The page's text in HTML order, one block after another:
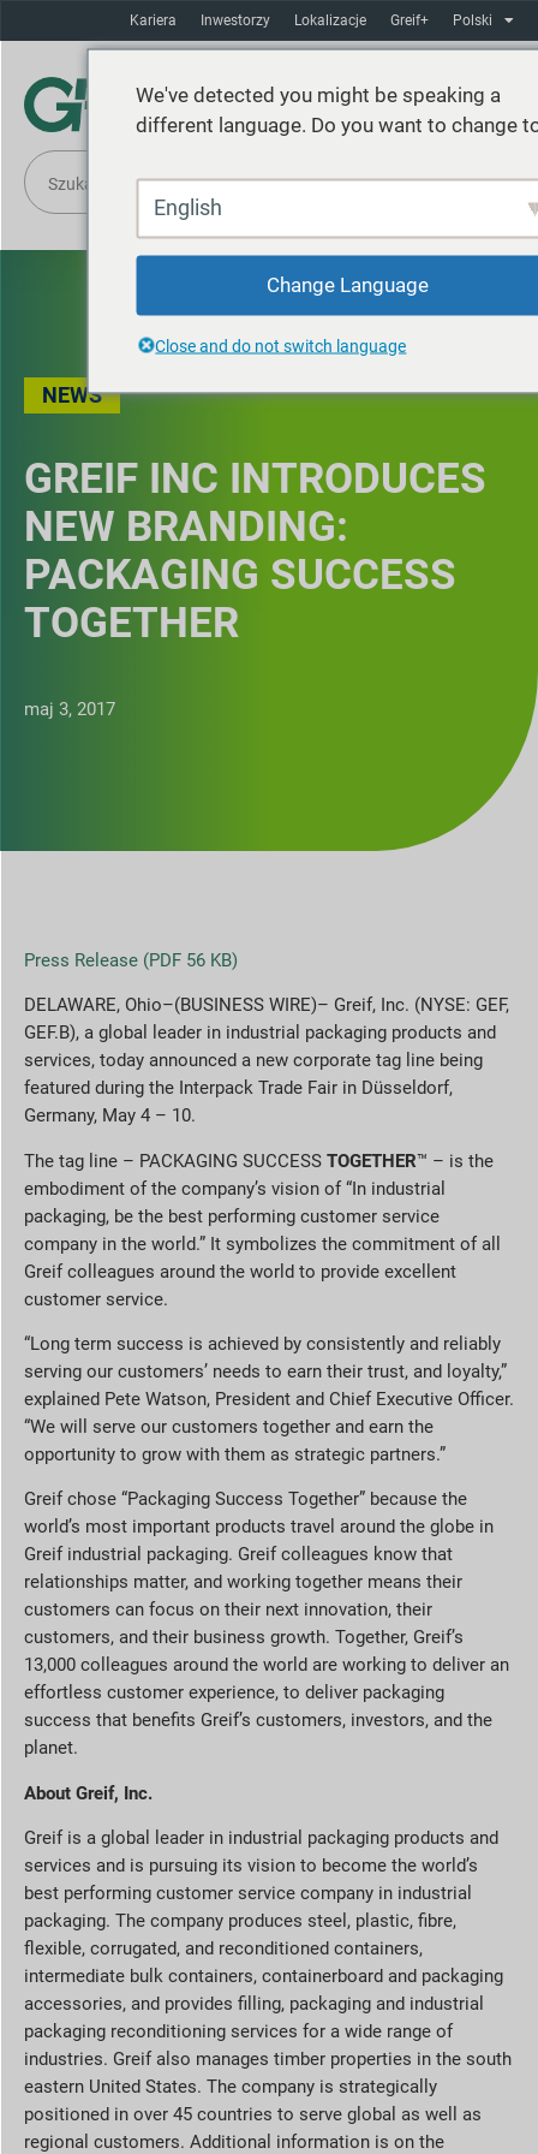
Kariera Inwestorzy Lokalizacje Greif+ Polski
NEWS
GREIF INC INTRODUCES
NEW BRANDING:
PACKAGING SUCCESS
TOGETHER
maj 3, 2017
Press Release (PDF 56 KB)
DELAWARE, Ohio–(BUSINESS WIRE)– Greif, Inc. (NYSE: GEF,
GEF.B), a global leader in industrial packaging products and
services, today announced a new corporate tag line being
featured during the Interpack Trade Fair in Düsseldorf,
Germany, May 4 – 10.
The tag line – PACKAGING SUCCESS TOGETHER™ – is the
embodiment of the company’s vision of “In industrial
packaging, be the best performing customer service
company in the world.” It symbolizes the commitment of all
Greif colleagues around the world to provide excellent
customer service.
“Long term success is achieved by consistently and reliably
serving our customers’ needs to earn their trust, and loyalty,”
explained Pete Watson, President and Chief Executive Officer.
“We will serve our customers together and earn the
opportunity to grow with them as strategic partners.”
Greif chose “Packaging Success Together” because the
world’s most important products travel around the globe in
Greif industrial packaging. Greif colleagues know that
relationships matter, and working together means their
customers can focus on their next innovation, their
customers, and their business growth. Together, Greif’s
13,000 colleagues around the world are working to deliver an
effortless customer experience, to deliver packaging
success that benefits Greif’s customers, investors, and the
planet.
About Greif, Inc.
Greif is a global leader in industrial packaging products and
services and is pursuing its vision to become the world’s
best performing customer service company in industrial
packaging. The company produces steel, plastic, fibre,
flexible, corrugated, and reconditioned containers,
intermediate bulk containers, containerboard and packaging
accessories, and provides filling, packaging and industrial
packaging reconditioning services for a wide range of
industries. Greif also manages timber properties in the south
eastern United States. The company is strategically
positioned in over 45 countries to serve global as well as
regional customers. Additional information is on the
We've detected you might be speaking a
different language. Do you want to change
English
Change Language
Close and do not switch language